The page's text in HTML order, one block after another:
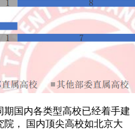
国内各类型高校已经着手建
， 国内顶尖高校如北京大